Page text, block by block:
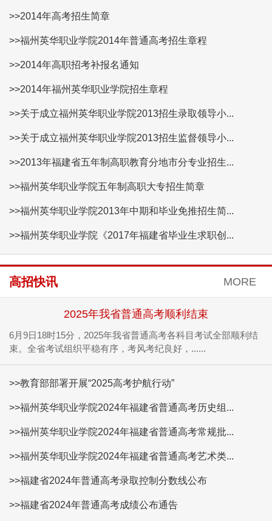
>>2014年高考招生简章
>>福州英华职业学院2014年普通高考招生章程
>>2014年高职招考补报名通知
>>2014年福州英华职业学院招生章程
>>关于成立福州英华职业学院2013招生录取领导小...
>>关于成立福州英华职业学院2013招生监督领导小...
>>2013年福建省五年制高职教育分地市分专业招生...
>>福州英华职业学院五年制高职大专招生简章
>>福州英华职业学院2013年中期和毕业免推招生简...
>>福州英华职业学院《2017年福建省毕业生求职创...
高招快讯 MORE
2025年我省普通高考顺利结束
6月9日18时15分，2025年我省普通高考各科目考试全部顺利结
束。全省考试组织平稳有序，考风考纪良好，......
>>教育部部署开展“2025高考护航行动”
>>福州英华职业学院2024年福建省普通高考历史组...
>>福州英华职业学院2024年福建省普通高考常规批...
>>福州英华职业学院2024年福建省普通高考艺术类...
>>福建省2024年普通高考录取控制分数线公布
>>福建省2024年普通高考成绩公布通告